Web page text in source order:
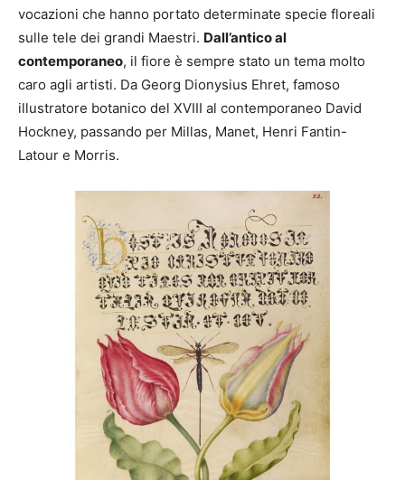
vocazioni che hanno portato determinate specie floreali
sulle tele dei grandi Maestri. Dall’antico al
contemporaneo, il fiore è sempre stato un tema molto
caro agli artisti. Da Georg Dionysius Ehret, famoso
illustratore botanico del XVIII al contemporaneo David
Hockney, passando per Millas, Manet, Henri Fantin-
Latour e Morris.